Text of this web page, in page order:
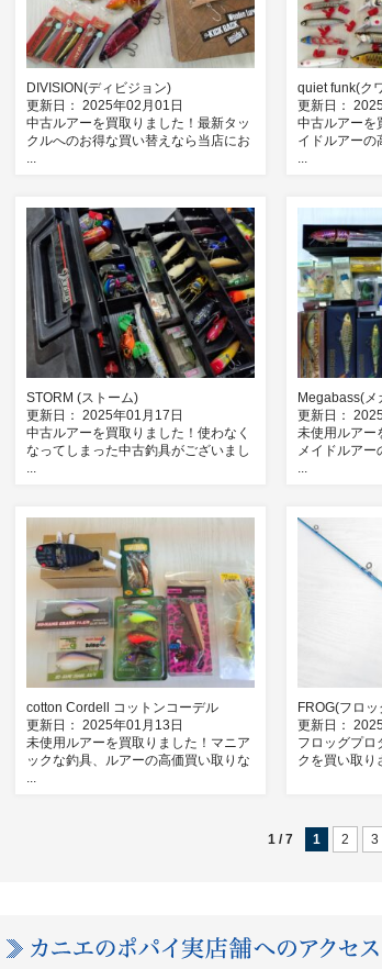
DIVISION(ディビジョン)
更新日： 2025年02月01日
中古ルアーを買取りました！最新タッ
クルへのお得な買い替えなら当店にお
...
quiet funk(ク
更新日：
中古ルアーを
イドルアーの
...
STORM (ストーム)
更新日： 2025年01月17日
中古ルアーを買取りました！使わなく
なってしまった中古釣具がございまし
...
Megabass(メ
更新日：
未使用ルアー
メイドルアー
...
cotton Cordell コットンコーデル
更新日： 2025年01月13日
未使用ルアーを買取りました！マニア
ックな釣具、ルアーの高価買い取りな
...
FROG(フロッ
更新日：
フロッグプロ
クを買い取り
1 / 7 1 2 3